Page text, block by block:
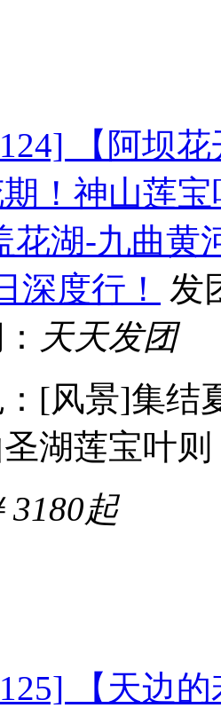
【阿坝
！神山莲
花湖-九曲黄
深度行！
发
天天发团
[风景]集结
湖莲宝叶则
3180起
【天边